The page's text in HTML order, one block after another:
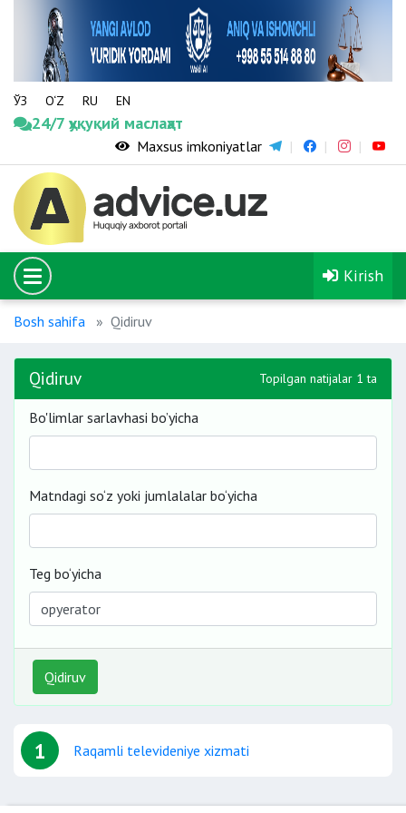
ЎЗ O‘Z RU EN
24/7 ҳуқуқий маслаҳат
Maxsus imkoniyatlar
Kirish
Bosh sahifa Qidiruv
Qidiruv Topilgan natijalar 1 ta
Bo'limlar sarlavhasi bo’yicha
Matndagi so‘z yoki jumlalalar bo‘yicha
Teg bo‘yicha
Qidiruv
1 Raqamli televideniye xizmati